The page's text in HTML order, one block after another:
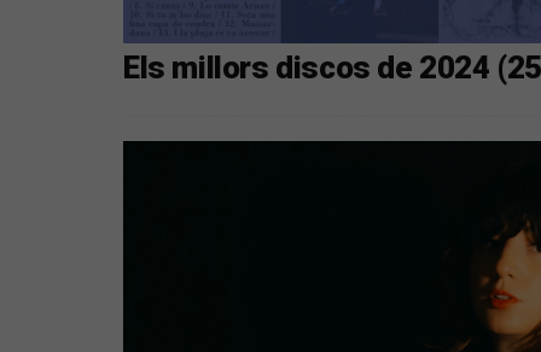
Els millors discos de 2024